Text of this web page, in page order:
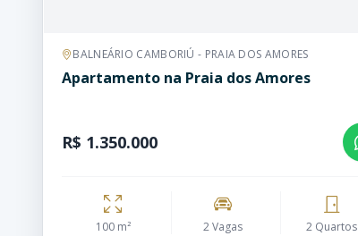
BALNEÁRIO CAMBORIÚ - PRAIA DOS AMORES
Apartamento na Praia dos Amores
R$ 1.350.000
100 m² 2 Vagas 2 Quartos